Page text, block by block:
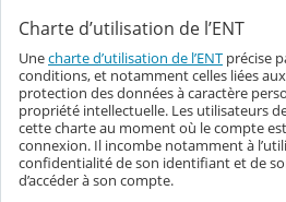
Charte d’utilisation de l’ENT
Unecharte d’utilisation de l’ENT précise
conditions, et notamment celles liées
protection des données à caractère
propriété intellectuelle. Les utilisateurs
cette charte au moment où le compte
connexion. Il incombe notamment à
confidentialité de son identifiant et de
d’accéder à son compte.